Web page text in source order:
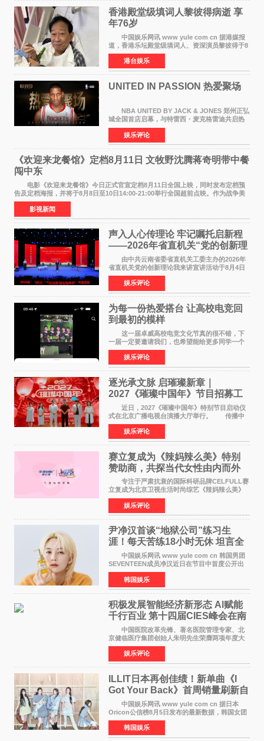
香港殿堂级填词人黎彼得病逝 享
年76岁​
中国娱乐网讯 www yule com cn 据港媒报
道，香港乐坛殿堂级填词人、资深演员黎彼得于8
月5日上午因病离世，终年76岁。好友钟志光透
露，黎彼得今年3月中风后便卧床休养，身体机能
持续衰退，最
港台娱乐
UNITED IN PASSION 热爱聚场
NBA UNITED BY JACK & JONES 郑州正弘
城全国首店启幕，与特雷西・麦克格雷迪共启热
爱 2026 年7 月21 日，
NBAUNITEDBYJACK&JONES 全国首店，于郑
州正弘城正式启幕。NBA 传奇球星
娱乐评论
《欢迎来龙餐馆》定档8月11日 文牧野沈腾蒋奇明带中餐
闯中东
电影《欢迎来龙餐馆》今日正式官宣定档8月11日全国上映，同时发布定档预
告及定档海报，并将于8月8日至10日14:00-21:00举行全国超前点映。作为战争美
食大片，影片讲述的是中国厨师徐福（沈腾
影视新闻
声入人心传理论 牢记嘱托启新程
——2026年省直机关“党的创新理
论我来讲”宣讲活动圆满落幕
由中共云南省委省直机关工委主办的2026年
省直机关党的创新理论我来讲宣讲活动于8月4日
至5日在昆明举办。活动以 "牢记嘱托 感恩奋进
开创云南发展新局面 "为主题，坚持以新时代中国
特色社会主义
娱乐评论
为每一份热爱搭台 让高校电竞回
到最初的模样
这一届卓威高校电竞文化节真的很不错，下
一届一定要邀请我们，也希望能给更多同学一个
来到现场的机会。 2026卓威高校电竞文化节
已经落下帷幕，在活动结束后，仍有不少高校电
竞社负责人和现
娱乐评论
逐光承文脉 启璀璨新章｜
2027《璀璨中国年》节目招募工
作圆满启动
近日，2027《璀璨中国年》特别节目启动仪
式在北京广播电视台演播大厅举行。 传播中
华优秀传统文化，弘扬纯正国风艺术，打造高规
格、高质感、正能量的文艺盛典，是璀璨中国年
矢志不渝的初心
娱乐评论
赛立复成为《辣妈辣么美》特别
赞助商，共探当代女性由内而外
活力美
专注于严肃抗衰的国际科研品牌CELFULL赛
立复成为北京卫视生活时尚综艺《辣妈辣么美》
的特别赞助商,明星辣妈袁咏仪倾情参与，向广大
都市女性传递健康生活新主张，寄语当代女性在
家庭与自我之间
娱乐评论
尹净汉首谈“地狱公司”练习生
涯！每天苦练18小时无休 坦言全
靠成员撑过来
中国娱乐网讯 www yule com cn 韩国男团
SEVENTEEN成员净汉近日在节目中首度公开出
道前的残酷练习生经历，并提及经纪公司Pledis
娱乐，引发广泛关注。 在8月2日播出的日本
TBS综艺节目《周
韩国娱乐
积极发展智能经济新形态 Al赋能
千行百业 第十四届CIES峰会在南
京盛大召开
中国医院改革先锋、著名医院管理专家、北
京健临医疗集团创始人朱明先生荣膺两项年度大
奖 2026年7月31日，盛夏金陵，长江之畔，
以重落地·真务实·强链接为主题的2026&lsquo;人
工智能+&rsquo
娱乐评论
ILLIT日本再创佳绩！新单曲《I
Got Your Back》首周销量刷新自
身纪录
中国娱乐网讯 www yule com cn 据日本
Oricon公信榜8月5日发布的最新数据，韩国女团
ILLIT在日本发行的第二张单曲《I Got Your
Back》首周销量达到71,009张，成功跻身最新一
期周单曲排行
韩国娱乐